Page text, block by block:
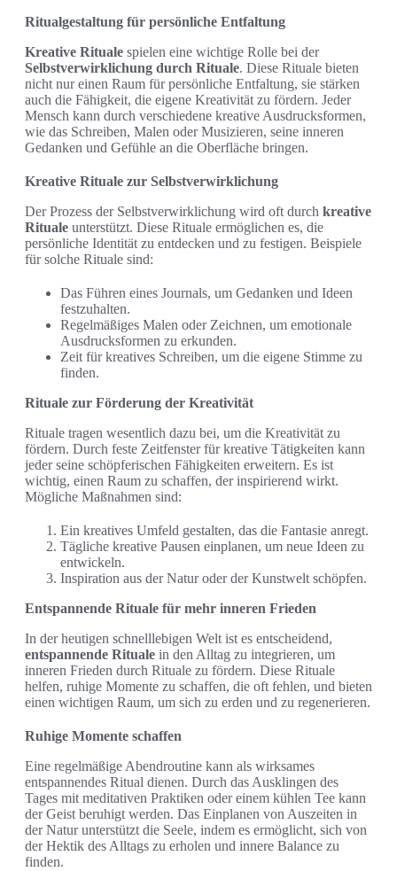
Ritualgestaltung für persönliche Entfaltung
Kreative Rituale spielen eine wichtige Rolle bei der
Selbstverwirklichung durch Rituale. Diese Rituale bieten
nicht nur einen Raum für persönliche Entfaltung, sie stärken
auch die Fähigkeit, die eigene Kreativität zu fördern. Jeder
Mensch kann durch verschiedene kreative Ausdrucksformen,
wie das Schreiben, Malen oder Musizieren, seine inneren
Gedanken und Gefühle an die Oberfläche bringen.
Kreative Rituale zur Selbstverwirklichung
Der Prozess der Selbstverwirklichung wird oft durch kreative
Rituale unterstützt. Diese Rituale ermöglichen es, die
persönliche Identität zu entdecken und zu festigen. Beispiele
für solche Rituale sind:
Das Führen eines Journals, um Gedanken und Ideen
festzuhalten.
Regelmäßiges Malen oder Zeichnen, um emotionale
Ausdrucksformen zu erkunden.
Zeit für kreatives Schreiben, um die eigene Stimme zu
finden.
Rituale zur Förderung der Kreativität
Rituale tragen wesentlich dazu bei, um die Kreativität zu
fördern. Durch feste Zeitfenster für kreative Tätigkeiten kann
jeder seine schöpferischen Fähigkeiten erweitern. Es ist
wichtig, einen Raum zu schaffen, der inspirierend wirkt.
Mögliche Maßnahmen sind:
Ein kreatives Umfeld gestalten, das die Fantasie anregt.
Tägliche kreative Pausen einplanen, um neue Ideen zu
entwickeln.
Inspiration aus der Natur oder der Kunstwelt schöpfen.
Entspannende Rituale für mehr inneren Frieden
In der heutigen schnelllebigen Welt ist es entscheidend,
entspannende Rituale in den Alltag zu integrieren, um
inneren Frieden durch Rituale zu fördern. Diese Rituale
helfen, ruhige Momente zu schaffen, die oft fehlen, und bieten
einen wichtigen Raum, um sich zu erden und zu regenerieren.
Ruhige Momente schaffen
Eine regelmäßige Abendroutine kann als wirksames
entspannendes Ritual dienen. Durch das Ausklingen des
Tages mit meditativen Praktiken oder einem kühlen Tee kann
der Geist beruhigt werden. Das Einplanen von Auszeiten in
der Natur unterstützt die Seele, indem es ermöglicht, sich von
der Hektik des Alltags zu erholen und innere Balance zu
finden.